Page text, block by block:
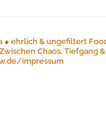
● ehrlich & ungefiltert
Zwischen Chaos, Tiefgang
impressum